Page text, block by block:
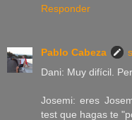
Responder
Pablo Cabeza
Dani: Muy difícil.
Josemi: eres
test que hagas te